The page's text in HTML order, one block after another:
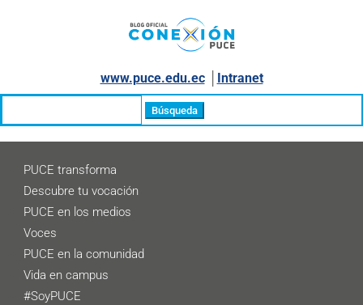
www.puce.edu.ec│ Intranet
PUCE transforma
Descubre tu vocación
PUCE en los medios
Voces
PUCE en la comunidad
Vida en campus
#SoyPUCE